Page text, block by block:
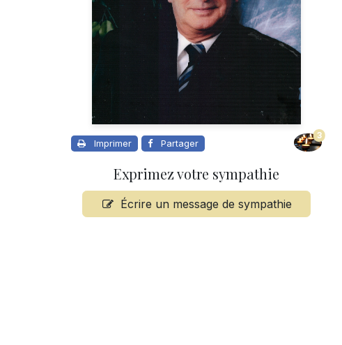
Imprimer Partager
3
Exprimez votre sympathie
Écrire un message de sympathie